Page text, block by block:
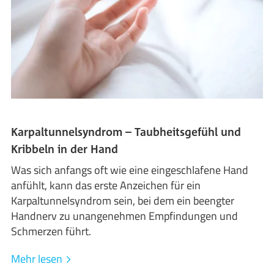
Karpaltunnelsyndrom – Taubheitsgefühl und
Kribbeln in der Hand
Was sich anfangs oft wie eine eingeschlafene Hand
anfühlt, kann das erste Anzeichen für ein
Karpaltunnelsyndrom sein, bei dem ein beengter
Handnerv zu unangenehmen Empfindungen und
Schmerzen führt.
Mehr lesen